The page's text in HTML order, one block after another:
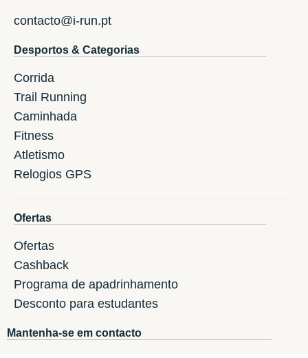
contacto@i-run.pt
Desportos & Categorias
Corrida
Trail Running
Caminhada
Fitness
Atletismo
Relogios GPS
Ofertas
Ofertas
Cashback
Programa de apadrinhamento
Desconto para estudantes
Mantenha-se em contacto